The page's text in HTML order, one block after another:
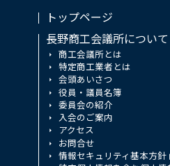
トップページ
長野商工会議所について
商工会議所とは
特定商工業者とは
会頭あいさつ
役員・議員名簿
委員会の紹介
入会のご案内
アクセス
お問合せ
情報セキュリティ基本方針